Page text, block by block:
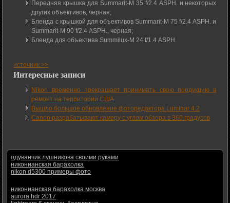
Передняя крышка для Summarit-M 35 f/2.4 ASPH. и некоторых
других объективов, черная;
Бленда с крышкой для объективов Summarit-M 75 f/2.4 ASPH. и
Summarit-M 90 f/2.4 ASPH., черная;
Бленда для объектива Summilux-M 24 f/1.4 ASPH.
источник >>
Интересные записи
Nikon временно прекращает принимать свою продукцию в
ремонт на территории США
Вышло большое обновление фоторедактора Luminar 4.2
Canon разрабатывают камеру с углом обзора в 360 градусов
одуванчик лушникова своими руками
никонианская барахолка
nikon d5300 примеры фото
никонианская барахолка москва
aurora hdr 2017